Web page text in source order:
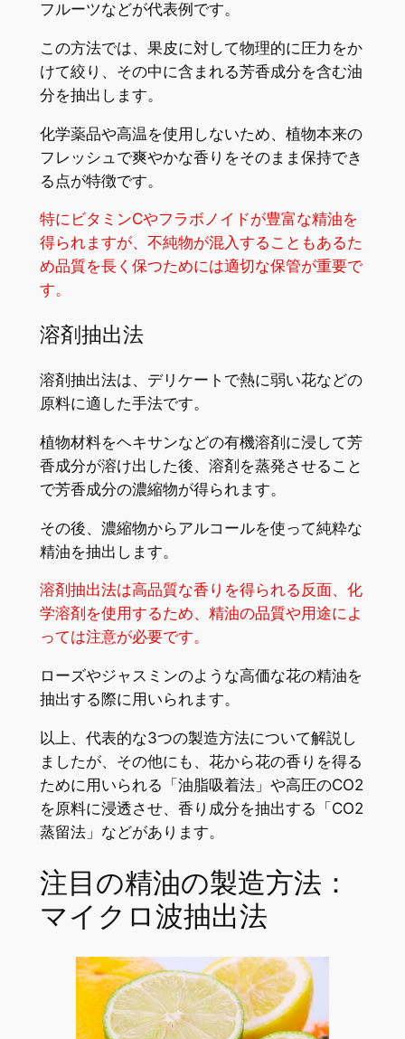
フルーツなどが代表例です。
この方法では、果皮に対して物理的に圧力をか
けて絞り、その中に含まれる芳香成分を含む油
分を抽出します。
化学薬品や高温を使用しないため、植物本来の
フレッシュで爽やかな香りをそのまま保持でき
る点が特徴です。
特にビタミンCやフラボノイドが豊富な精油を
得られますが、不純物が混入することもあるた
め品質を長く保つためには適切な保管が重要で
す。
溶剤抽出法
溶剤抽出法は、デリケートで熱に弱い花などの
原料に適した手法です。
植物材料をヘキサンなどの有機溶剤に浸して芳
香成分が溶け出した後、溶剤を蒸発させること
で芳香成分の濃縮物が得られます。
その後、濃縮物からアルコールを使って純粋な
精油を抽出します。
溶剤抽出法は高品質な香りを得られる反面、化
学溶剤を使用するため、精油の品質や用途によ
っては注意が必要です。
ローズやジャスミンのような高価な花の精油を
抽出する際に用いられます。
以上、代表的な3つの製造方法について解説し
ましたが、その他にも、花から花の香りを得る
ために用いられる「油脂吸着法」や高圧のCO2
を原料に浸透させ、香り成分を抽出する「CO2
蒸留法」などがあります。
注目の精油の製造方法：
マイクロ波抽出法